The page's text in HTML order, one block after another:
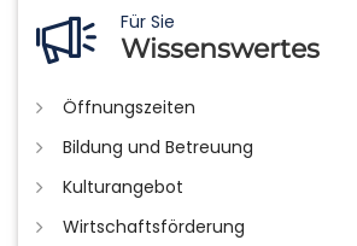
Für Sie
Wissenswertes
Öffnungszeiten
Bildung und Betreuung
Kulturangebot
Wirtschaftsförderung